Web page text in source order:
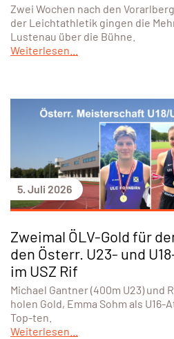
Zwei Wochen nach den
der Leichtathletik gingen die
Lustenau über die Bühne.
Weiterlesen...
5. Juli 2026
Zweimal ÖLV-Gold für
den Österr. U23- und
im USZ Rif
Michael Gantner (400m U23) und
holen Gold, Emma Sohm als U16-
Top-ten.
Weiterlesen...